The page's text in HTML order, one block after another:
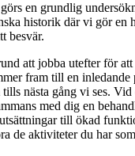
en grundlig
historik där vi gör en
besvär.
att jobba utefter för att
fram till en inledande
nästa gång vi ses.
med dig en
till ökad
de aktiviteter du har